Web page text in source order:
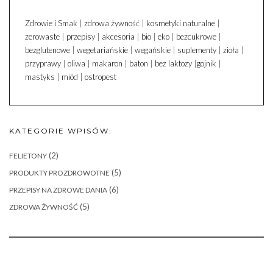
Zdrowie i Smak zdrowa żywność kosmetyki naturalne
zerowaste
przepisy akcesoria bio eko bezcukrowe
bezglutenowe
wegetariańskie wegańskie suplementy zioła
przyprawy
oliwa makaron baton bez laktozy gojnik
mastyks
miód ostropest
KATEGORIE WPISÓW:
FELIETONY (2)
PRODUKTY PROZDROWOTNE (5)
PRZEPISY NA ZDROWE DANIA (6)
ZDROWA ŻYWNOŚĆ (5)